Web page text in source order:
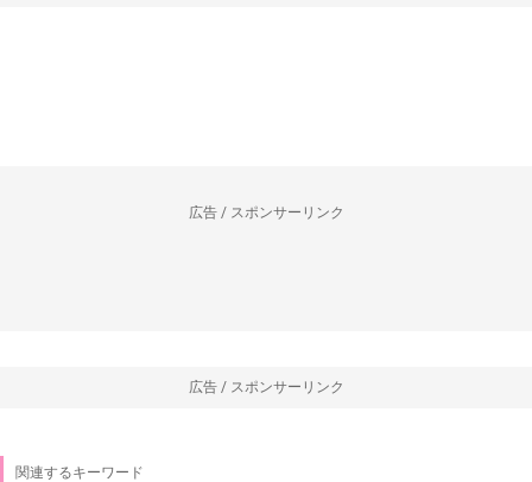
広告 / スポンサーリンク
広告 / スポンサーリンク
関連するキーワード